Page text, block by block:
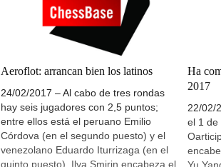
Aeroflot: arrancan bien los latinos
24/02/2017 – Al cabo de tres rondas
hay seis jugadores con 2,5 puntos;
entre ellos está el peruano Emilio
Córdova (en el segundo puesto) y el
venezolano Eduardo Iturrizaga (en el
quinto puesto). Ilya Smirin encabeza el
Ha
2017
22/02/
el 1 de